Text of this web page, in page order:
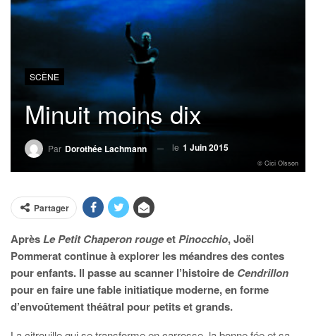
SCÈNE
Minuit moins dix
Par Dorothée Lachmann le 1 Juin 2015
© Cici Olsson
Partager
AprèsLe Petit Chaperon rougeetPinocchio, Joël
Pommerat continue à explorer les méandres des contes
pour enfants. Il passe au scanner l’histoire de Cendrillon
pour en faire une fable initiatique moderne, en forme
d’envoûtement théâtral pour petits et grands.